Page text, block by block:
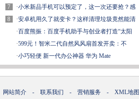
7
8
·小米新品手机可以预定了，这一次还要抢？感
·安卓机用久了就变卡？这样清理垃圾竟然能清
·百度熊振：百度手机助手与创业者打造“太阳
·599元！智米二代自然风风扇首发开卖：不
·小巧轻便 新一代办公神器 华为 Mate
网站简介 - 联系我们 - 营销服务 - XML地图